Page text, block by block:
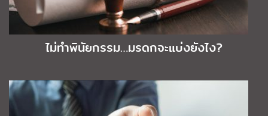
ไม่ทำพินัยกรรม…มรดกจะแบ่งยังไง?